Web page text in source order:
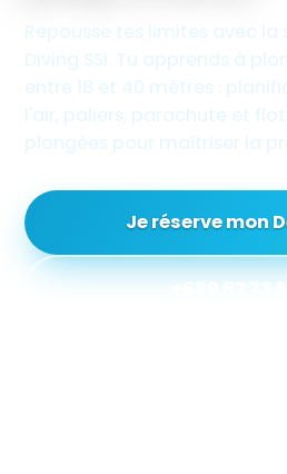
Repousse tes limites avec la
Diving SSI. Tu apprends à
entre 18 et 40 mètres :
l'air, paliers, parachute et
plongées pour maîtriser la
Je réserve mon